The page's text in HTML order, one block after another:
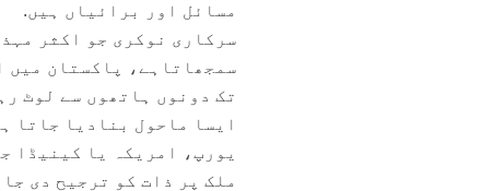
مسائل اور برائیاں ہیں.
سرکاری نوکری جو اکثر
سمجھاتاہے، پاکستان میں
تک دونوں ہاتھوں سے لوٹ
ایسا ماحول بنادیا جاتا
یورپ، امریکہ یا کینیڈا
ملک پر ذات کو ترجیح دی